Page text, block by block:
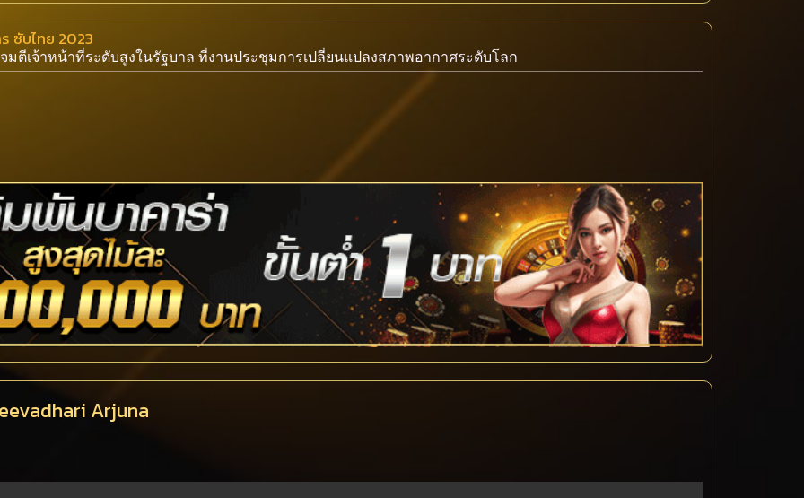
ซับไทย 2023
มตีเจ้าหน้าที่ระดับสูงในรัฐบาล ที่งานประชุมการเปลี่ยนแปลงสภาพอากาศระดับโลก
Arjuna